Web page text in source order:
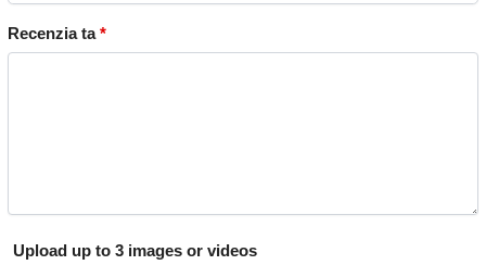
Recenzia ta*
Upload up to 3 images or videos